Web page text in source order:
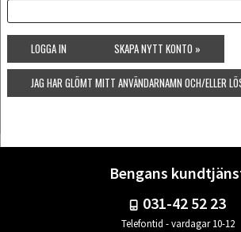
LOGGA IN SKAPA NYTT KONTO »
JAG HAR GLÖMT MITT ANVÄNDARNAMN OCH/ELLER
Bengans
031-42 52 23
Telefontid - vardagar 10-12